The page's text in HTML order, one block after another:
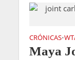
CRÓNICAS•
Maya